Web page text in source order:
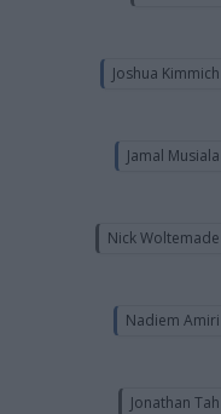
Joshua Kimmich
Jamal Musiala
Nick Woltemade
Nadiem Amiri
Jonathan Tah